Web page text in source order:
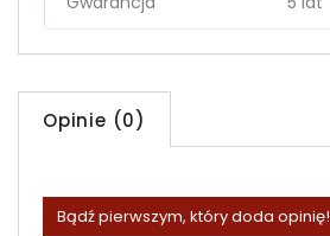
Opinie (0)
Bądź pierwszym, który doda opinię!